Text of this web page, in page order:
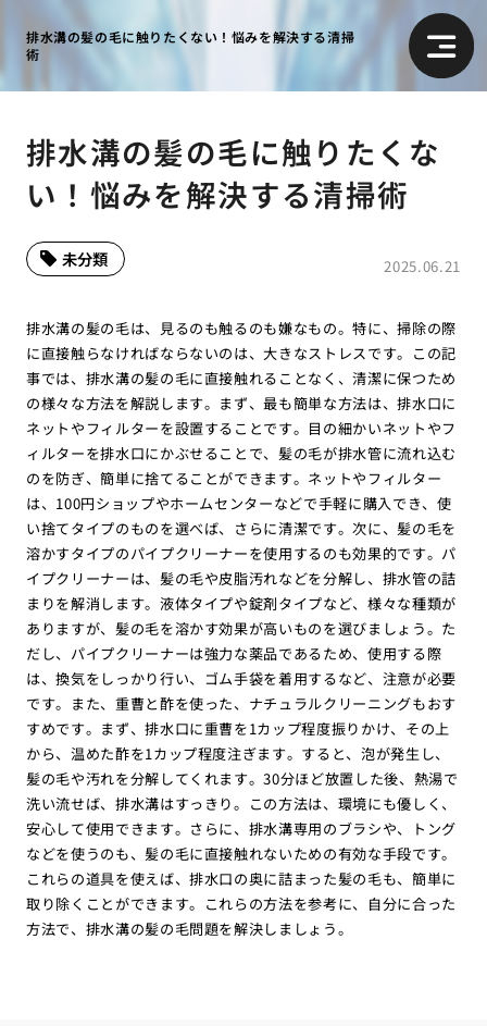
排水溝の髪の毛に触りたくない！悩みを解決する清掃
術
排水溝の髪の毛に触りたくな
い！悩みを解決する清掃術
2025.06.21
未分類
排水溝の髪の毛は、見るのも触るのも嫌なもの。特に、掃除の際
に直接触らなければならないのは、大きなストレスです。この記
事では、排水溝の髪の毛に直接触れることなく、清潔に保つため
の様々な方法を解説します。まず、最も簡単な方法は、排水口に
ネットやフィルターを設置することです。目の細かいネットやフ
ィルターを排水口にかぶせることで、髪の毛が排水管に流れ込む
のを防ぎ、簡単に捨てることができます。ネットやフィルター
は、100円ショップやホームセンターなどで手軽に購入でき、使
い捨てタイプのものを選べば、さらに清潔です。次に、髪の毛を
溶かすタイプのパイプクリーナーを使用するのも効果的です。パ
イプクリーナーは、髪の毛や皮脂汚れなどを分解し、排水管の詰
まりを解消します。液体タイプや錠剤タイプなど、様々な種類が
ありますが、髪の毛を溶かす効果が高いものを選びましょう。た
だし、パイプクリーナーは強力な薬品であるため、使用する際
は、換気をしっかり行い、ゴム手袋を着用するなど、注意が必要
です。また、重曹と酢を使った、ナチュラルクリーニングもおす
すめです。まず、排水口に重曹を1カップ程度振りかけ、その上
から、温めた酢を1カップ程度注ぎます。すると、泡が発生し、
髪の毛や汚れを分解してくれます。30分ほど放置した後、熱湯で
洗い流せば、排水溝はすっきり。この方法は、環境にも優しく、
安心して使用できます。さらに、排水溝専用のブラシや、トング
などを使うのも、髪の毛に直接触れないための有効な手段です。
これらの道具を使えば、排水口の奥に詰まった髪の毛も、簡単に
取り除くことができます。これらの方法を参考に、自分に合った
方法で、排水溝の髪の毛問題を解決しましょう。